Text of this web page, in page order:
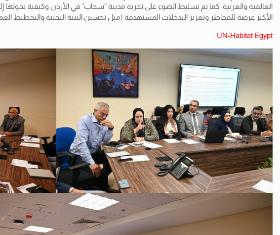
العالمية والعربية. كما تم تسليط الضوء على تجربة مدينة “سحاب” في الأردن وكيفية تحولها
الأكثر عرضة للمخاطر وتعزيز التدخلات المستهدفة (مثل تحسين البنية التحتية والتخطيط
UN-Habitat Egypt